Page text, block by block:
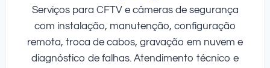
Serviços para CFTV e câmeras de segurança
com instalação, manutenção, configuração
remota, troca de cabos, gravação em nuvem e
diagnóstico de falhas. Atendimento técnico e